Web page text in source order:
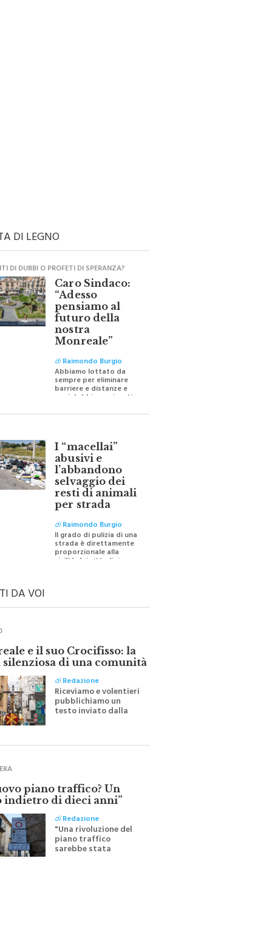
DI LEGNO
DI DUBBI O PROFETI DI SPERANZA?
Caro Sindaco:
“Adesso
pensiamo al
futuro della
nostra
Monreale”
diRaimondo Burgio
Abbiamo lottato da
sempre per eliminare
barriere e distanze e
per ricostruire certezze
I “macellai”
abusivi e
l’abbandono
selvaggio dei
resti di animali
per strada
diRaimondo Burgio
Il grado di pulizia di una
strada è direttamente
proporzionale alla
DA VOI
e il suo Crocifisso: la
silenziosa di una comunità
diRedazione
Riceviamo e volentieri
pubblichiamo un
testo inviato dalla
all'indomani della
piano traffico? Un
indietro di dieci anni”
diRedazione
"Una rivoluzione del
piano traffico
sarebbe stata